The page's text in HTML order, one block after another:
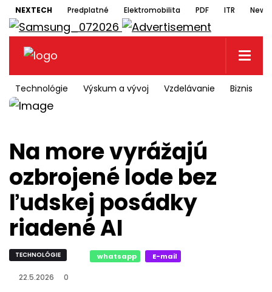
NEXTECH Predplatné Elektromobilita PDF ITR
Technológie Výskum a vývoj Vzdelávanie Biznis
Na more vyrážajú
ozbrojené lode bez
ľudskej posádky
riadené AI
TECHNOLÓGIE whatsapp E-mail
22.5.2026 0